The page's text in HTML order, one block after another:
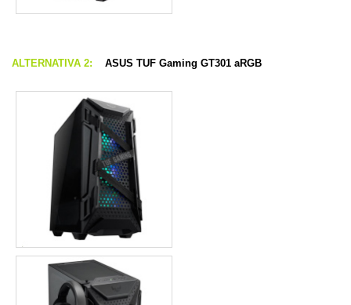
ALTERNATIVA 2: ASUS TUF Gaming GT301 aRGB